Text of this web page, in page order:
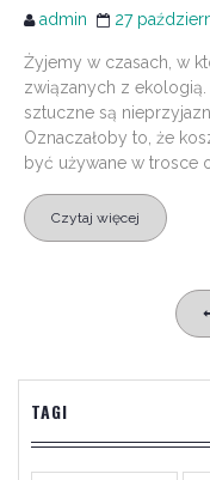
admin 27
Żyjemy w czasach, w
związanych z
sztuczne są
Oznaczałoby to, że
być używane w trosce
Czytaj więcej
TAGI